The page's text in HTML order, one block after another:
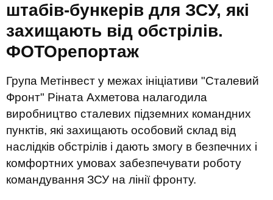
штабів-бункерів для ЗСУ, які
захищають від обстрілів.
ФОТОрепортаж
Група Метінвест у межах ініціативи "Сталевий
Фронт" Ріната Ахметова налагодила
виробництво сталевих підземних командних
пунктів, які захищають особовий склад від
наслідків обстрілів і дають змогу в безпечних і
комфортних умовах забезпечувати роботу
командування ЗСУ на лінії фронту.